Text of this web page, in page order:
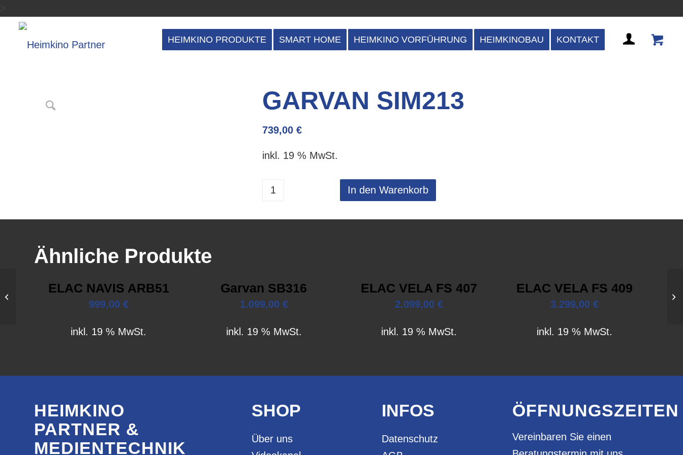
HEIMKINO PRODUKTE SMART HOME HEIMKINO VORFÜHRUNG HEIMKINOBAU KONTAKT
GARVAN SIM213
739,00€
inkl. 19 % MwSt.
In den Warenkorb
Ähnliche Produkte
ELAC NAVIS ARB51
999,00 €
inkl. 19 % MwSt.
Garvan SB316
1.099,00 €
inkl. 19 % MwSt.
ELAC VELA FS 407
2.099,00€
inkl. 19 % MwSt.
ELAC VELA FS 409
3.299,00 €
inkl. 19 % MwSt.
HEIMKINO
PARTNER &
MEDIENTECHNIK
SHOP
Über uns
INFOS
Datenschutz
ÖFFNUNGSZEITEN
Vereinbaren Sie einen